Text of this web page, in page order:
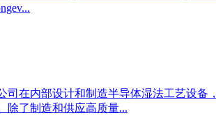
在内部设计和制造半导体湿法工艺设备
除了制造和供应高质量...